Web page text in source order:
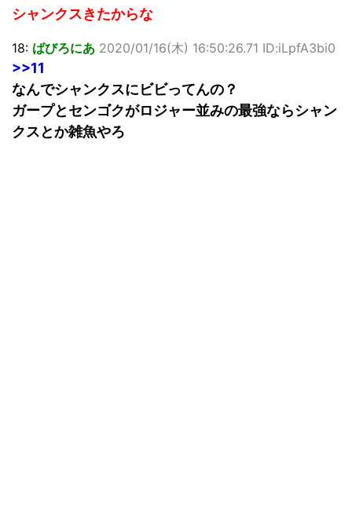
シャンクスきたからな
18: ばびろにあ 2020/01/16(木) 16:50:26.71 ID:iLpfA3bi0
>>11
なんでシャンクスにビビってんの？
ガープとセンゴクがロジャー並みの最強ならシャン
クスとか雑魚やろ